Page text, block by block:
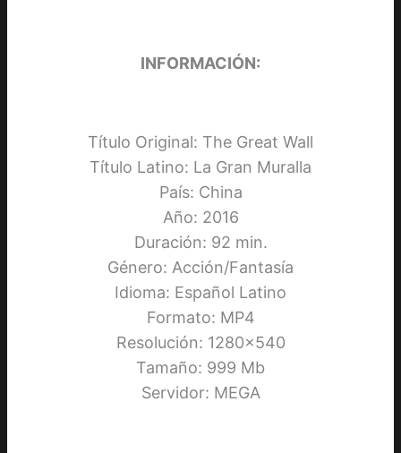
INFORMACIÓN:
Título Original: The Great Wall
Título Latino: La Gran Muralla
País: China
Año: 2016
Duración: 92 min.
Género: Acción/Fantasía
Idioma: Español Latino
Formato: MP4
Resolución: 1280×540
Tamaño: 999 Mb
Servidor: MEGA